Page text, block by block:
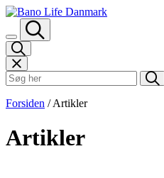
Spring til indhold
Søk i Bano Life
Forsiden /Artikler
Artikler